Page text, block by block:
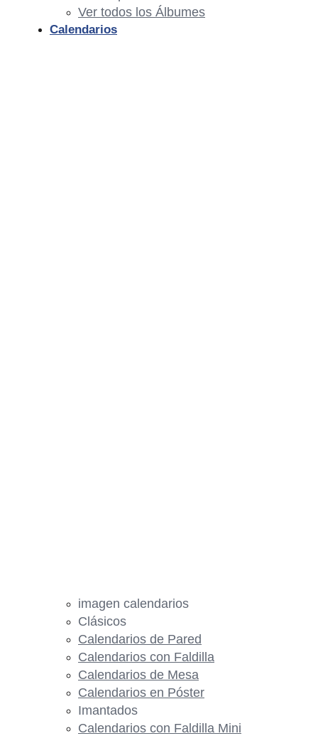
Ver todos los Álbumes
Calendarios
imagen calendarios
Clásicos
Calendarios de Pared
Calendarios con Faldilla
Calendarios de Mesa
Calendarios en Póster
Imantados
Calendarios con Faldilla Mini